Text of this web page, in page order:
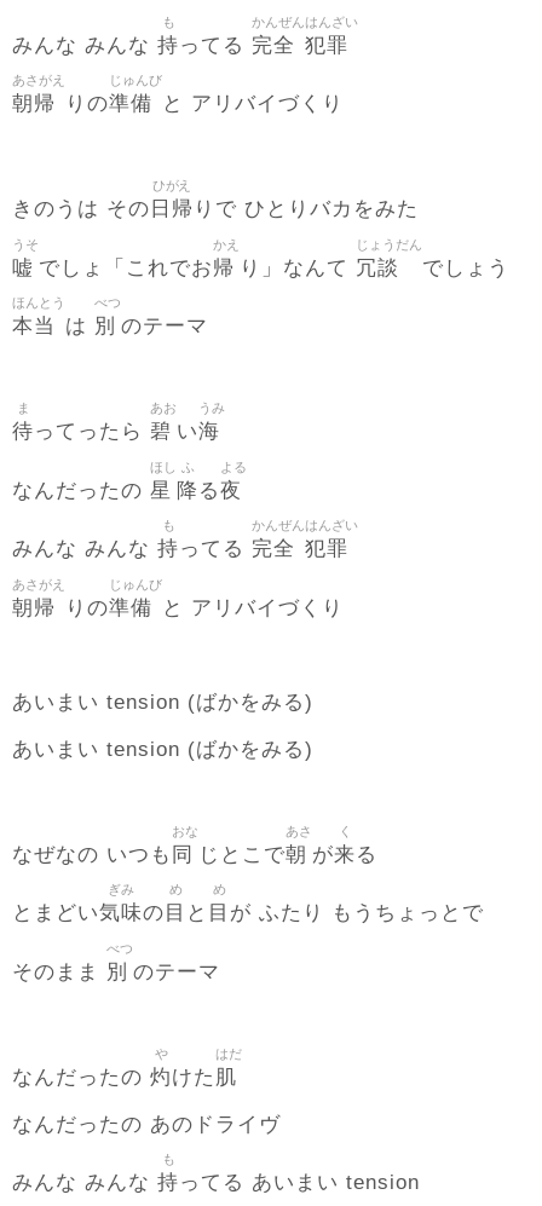
みんな みんな 持
も
ってる 完全
かんぜん
犯罪
はんざい
朝帰
あさがえ
りの準備
じゅんび
と アリバイづくり
きのうは その 日帰
ひがえ
りで ひとりバカをみた
嘘
うそ
でしょ「これでお帰
かえ
り」なんて 冗談
じょうだん
でしょう
本当
ほんとう
は 別
べつ
のテーマ
待
ま
ってったら 碧
あお
い海
うみ
なんだったの 星
ほし
降
ふ
る夜
よる
みんな みんな 持
も
ってる 完全
かんぜん
犯罪
はんざい
朝帰
あさがえ
りの準備
じゅんび
と アリバイづくり
あいまい tension (ばかをみる)
あいまい tension (ばかをみる)
なぜなの いつも 同
おな
じとこで朝
あさ
が来
く
る
とまどい気味
ぎみ
の 目
め
と 目
め
が ふたり もうちょっとで
そのまま 別
べつ
のテーマ
なんだったの 灼
や
けた 肌
はだ
なんだったの あのドライヴ
みんな みんな 持
も
ってる あいまい tension